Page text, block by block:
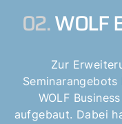
02.WOLF
Zur
WOLF
aufgebaut. Dabei